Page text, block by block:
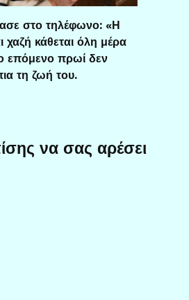
στο τηλέφωνο: «Η
χαζή κάθεται όλη μέρα
επόμενο πρωί δεν
τη ζωή του.
να σας αρέσει